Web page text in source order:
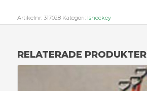
Artikelnr: 317028 Kategori: Ishockey
RELATERADE PRODUKTER